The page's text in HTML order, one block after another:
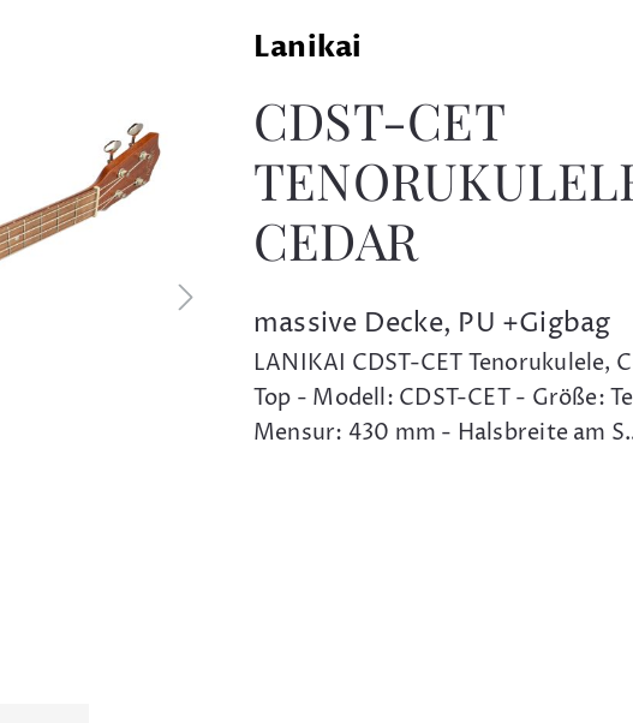
Lanikai
CDST-CET
CEDAR
massive Decke, PU +Gigbag
LANIKAI CDST-CET Tenorukulele,
Top - Modell: CDST-CET - Größe:
Mensur: 430 mm - Halsbreite am